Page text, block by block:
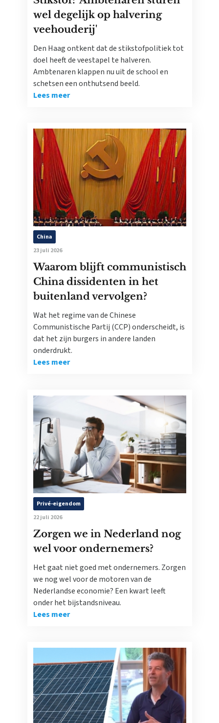
wel degelijk op halvering
veehouderij'
Den Haag ontkent dat de stikstofpolitiek tot
doel heeft de veestapel te halveren.
Ambtenaren klappen nu uit de school en
schetsen een onthutsend beeld.
Lees meer
China
23 juli 2026
Waarom blijft communistisch
China dissidenten in het
buitenland vervolgen?
Wat het regime van de Chinese
Communistische Partij (CCP) onderscheidt, is
dat het zijn burgers in andere landen
onderdrukt.
Lees meer
Privé-eigendom
22 juli 2026
Zorgen we in Nederland nog
wel voor ondernemers?
Het gaat niet goed met ondernemers. Zorgen
we nog wel voor de motoren van de
Nederlandse economie? Een kwart leeft
onder het bijstandsniveau.
Lees meer